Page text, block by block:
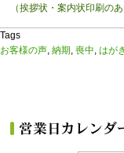
（挨拶状・案内状印刷の
Tags
お客様の声, 納期, 喪中, はが